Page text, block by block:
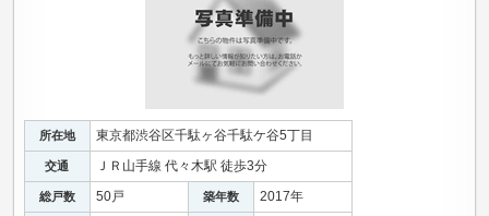
所在地 東京都渋谷区千駄ヶ谷千駄ケ谷5丁目
交通 ＪＲ山手線 代々木駅 徒歩3分
総戸数 50戸 築年数 2017年